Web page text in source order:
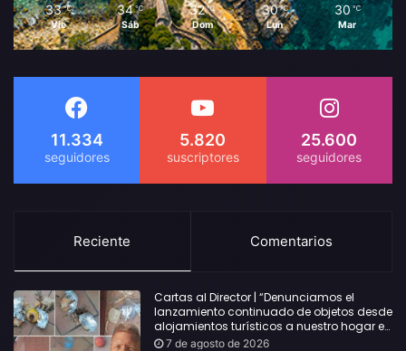
33 ℃
Vie
34 ℃
Sáb
32 ℃
Dom
30 ℃
Lun
30 ℃
Mar
11.334 5.820 25.600
Reciente Comentarios
Cartas al Director | “Denunciamos el
lanzamiento continuado de objetos desde
alojamientos turísticos a nuestro hogar en
Lloret: Podría haber causado una
7 de agosto de 2026